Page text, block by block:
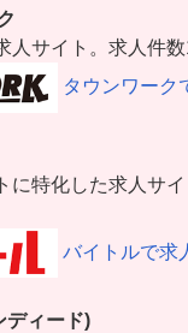
人サイト。求人件数
タウンワーク
に特化した求人サ
バイトルで求
ディード)